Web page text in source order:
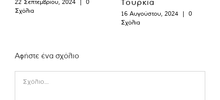
22 Σεπτεμβρίου, 2024 |
0
Σχόλια
Τουρκία
16 Αυγούστου, 2024 |
0
Σχόλια
Αφήστε ένα σχόλιο